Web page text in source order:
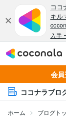
会
ココナラブロ
ホーム ブログト